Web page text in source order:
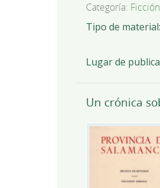
Categoría: Ficción
Tipo de material
Lugar de
Un crónica